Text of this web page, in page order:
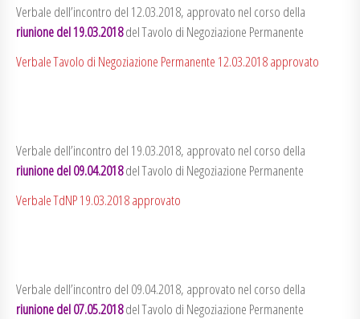
Verbale dell’incontro del 12.03.2018, approvato nel corso della
riunione del 19.03.2018del Tavolo di Negoziazione Permanente
Verbale Tavolo di Negoziazione Permanente 12.03.2018 approvato
Verbale dell’incontro del 19.03.2018, approvato nel corso della
riunione del 09.04.2018del Tavolo di Negoziazione Permanente
Verbale TdNP 19.03.2018 approvato
Verbale dell’incontro del 09.04.2018, approvato nel corso della
riunione del 07.05.2018del Tavolo di Negoziazione Permanente